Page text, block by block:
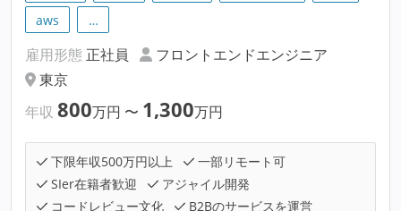
aws
…
雇用形態 正社員
フロントエンドエンジニア
東京
年収 800万円 〜 1,300万円
下限年収500万円以上
一部リモート可
SIer在籍者歓迎
アジャイル開発
コードレビュー文化
B2Bのサービスを運営